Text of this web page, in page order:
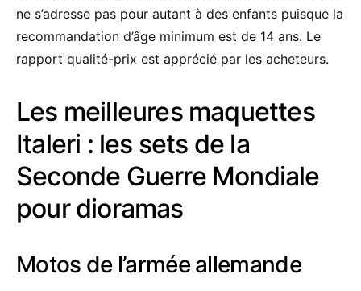
ne s’adresse pas pour autant à des enfants puisque la
recommandation d’âge minimum est de 14 ans. Le
rapport qualité-prix est apprécié par les acheteurs.
Les meilleures maquettes
Italeri : les sets de la
Seconde Guerre Mondiale
pour dioramas
Motos de l’armée allemande